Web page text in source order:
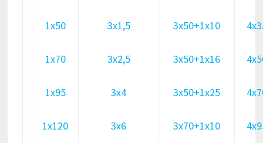
1х50
1х70
1х95
1х120
3х1,5
3х2,5
3х4
3х6
3х50+1х10
3х50+1х16
3х50+1х25
3х70+1х10